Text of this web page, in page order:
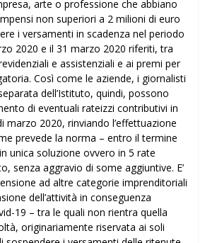
arte o professione che abbiano
non superiori a 2 milioni di euro
i versamenti in scadenza nel periodo
2020 e il 31 marzo 2020 riferiti, tra
e assistenziali e ai premi per
Così come le aziende, i giornalisti
dell’Istituto, quindi, possono
di eventuali rateizzi contributivi in
marzo 2020, rinviando l’effettuazione
prevede la norma – entro il termine
unica soluzione ovvero in 5 rate
senza aggravio di some aggiuntive. E’
ad altre categorie imprenditoriali
dell’attività in conseguenza
19 – tra le quali non rientra quella
originariamente riservata ai soli